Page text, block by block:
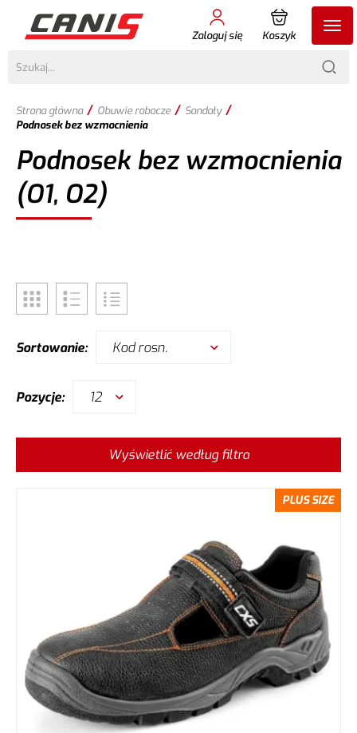
Zaloguj się Koszyk
Strona główna / Obuwie robocze / Sandały /
Podnosek bez wzmocnienia
Podnosek bez wzmocnienia
(O1, O2)
Sortowanie: Kod rosn.
Pozycje: 12
Wyświetlić według filtra
PLUS SIZE